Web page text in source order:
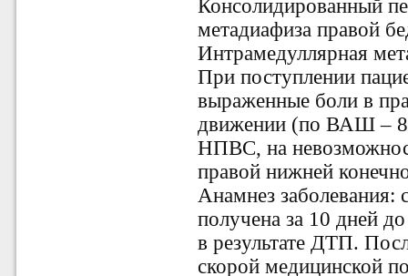
Консолидированный
метадиафиза правой
Интрамедуллярная
При поступлении
выраженные боли в
движении (по ВАШ –
НПВС, на
правой нижней
Анамнез заболевания:
получена за 10 дней
в результате ДТП.
скорой медицинской